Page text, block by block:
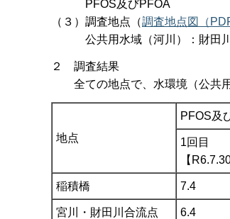
PFOS及びPFOA
（３）調査地点（調査地点図（
公共用水域（河川）：財田川
２ 調査結果
全ての地点で、水環境（公共用
地点
PFOS及
1回目
【
稲積橋 7.4
宮川・財田川合流点 6.4